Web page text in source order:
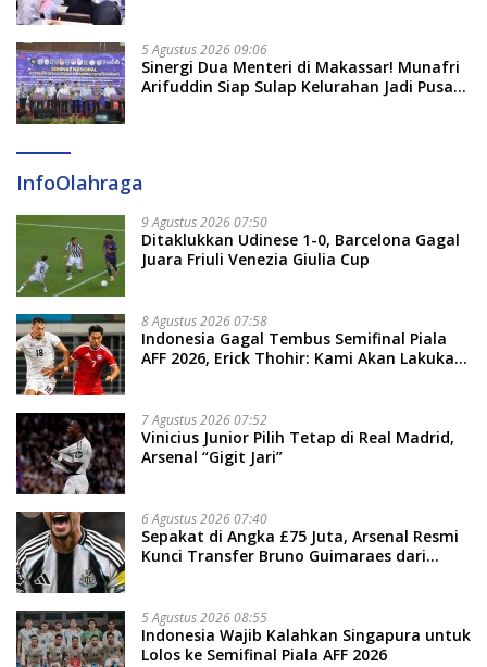
5 Agustus 2026 09:06
Sinergi Dua Menteri di Makassar! Munafri
Arifuddin Siap Sulap Kelurahan Jadi Pusat
InfoOlahraga
9 Agustus 2026 07:50
Ditaklukkan Udinese 1-0, Barcelona Gagal
Juara Friuli Venezia Giulia Cup
8 Agustus 2026 07:58
Indonesia Gagal Tembus Semifinal Piala
AFF 2026, Erick Thohir: Kami Akan Lakukan
7 Agustus 2026 07:52
Vinicius Junior Pilih Tetap di Real Madrid,
Arsenal “Gigit Jari”
6 Agustus 2026 07:40
Sepakat di Angka £75 Juta, Arsenal Resmi
Kunci Transfer Bruno Guimaraes dari
5 Agustus 2026 08:55
Indonesia Wajib Kalahkan Singapura untuk
Lolos ke Semifinal Piala AFF 2026